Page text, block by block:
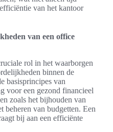
van het kantoor
van een office
rol in het waarborgen
binnen de
basisprincipes van
voor een gezond financieel
zoals het bijhouden van
beheren van budgetten. Een
bij aan een efficiënte